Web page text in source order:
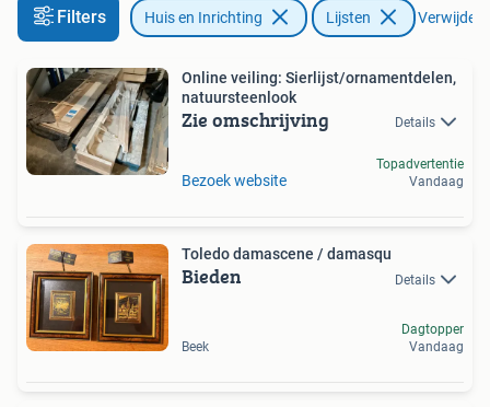
Filters Huis en Inrichting Lijsten Verwijder
Online veiling: Sierlijst/ornamentdelen,
natuursteenlook
Zie omschrijving Details
Bezoek website
Topadvertentie
Vandaag
Toledo damascene / damasqu
Bieden Details
Beek
Dagtopper
Vandaag